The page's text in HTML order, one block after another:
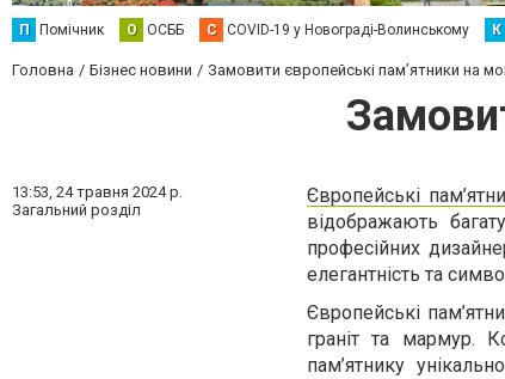
П Помічник О ОСББ C COVID-19 у Новограді-Волинському К
Головна Бізнес новини Замовити європейські пам’ятники на
13:53, 24 травня 2024 р.
Загальний розділ
Європейські
відображають
професійних
елегантність та
Європейські
граніт та мармур.
пам’ятнику